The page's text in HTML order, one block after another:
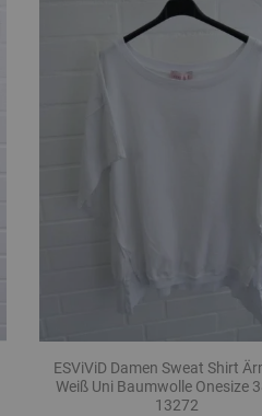
ESViViD Damen Sweat Shirt
Weiß Uni Baumwolle Onesize
13272